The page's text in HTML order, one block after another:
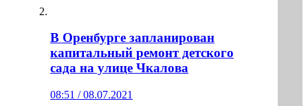
В Оренбурге запланирован
капитальный ремонт детского
сада на улице Чкалова
08:51 / 08.07.2021